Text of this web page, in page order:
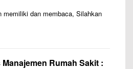
memiliki dan membaca, Silahkan
Rumah Sakit :